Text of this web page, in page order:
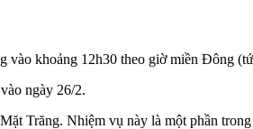
khoảng 12h30 theo giờ miền Đông
ngày 26/2.
Trăng. Nhiệm vụ này là một phần